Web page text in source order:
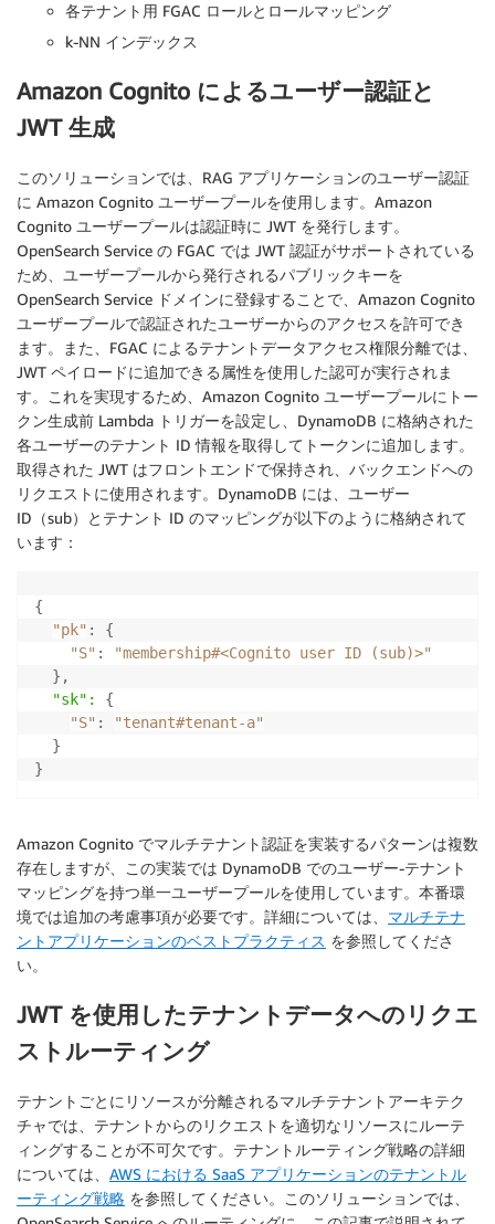
各テナント用 FGAC ロールとロールマッピング
k-NN インデックス
Amazon Cognito によるユーザー認証と
JWT 生成
このソリューションでは、RAG アプリケーションのユーザー認証
に Amazon Cognito ユーザープールを使用します。Amazon
Cognito ユーザープールは認証時に JWT を発行します。
OpenSearch Service の FGAC では JWT 認証がサポートされている
ため、ユーザープールから発行されるパブリックキーを
OpenSearch Service ドメインに登録することで、Amazon Cognito
ユーザープールで認証されたユーザーからのアクセスを許可でき
ます。また、FGAC によるテナントデータアクセス権限分離では、
JWT ペイロードに追加できる属性を使用した認可が実行されま
す。これを実現するため、Amazon Cognito ユーザープールにトー
クン生成前 Lambda トリガーを設定し、DynamoDB に格納された
各ユーザーのテナント ID 情報を取得してトークンに追加します。
取得された JWT はフロントエンドで保持され、バックエンドへの
リクエストに使用されます。DynamoDB には、ユーザー
ID（sub）とテナント ID のマッピングが以下のように格納されて
います：
{
"pk" :
{
"S" :
"membership#<Cognito user ID (sub)>"
} ,
  "sk":
{
"S" :
"tenant#tenant-a"
}
}
Amazon Cognito でマルチテナント認証を実装するパターンは複数
存在しますが、この実装では DynamoDB でのユーザー-テナント
マッピングを持つ単一ユーザープールを使用しています。本番環
境では追加の考慮事項が必要です。詳細については、 マルチテナ
ントアプリケーションのベストプラクティス を参照してくださ
い。
JWT を使用したテナントデータへのリクエ
ストルーティング
テナントごとにリソースが分離されるマルチテナントアーキテク
チャでは、テナントからのリクエストを適切なリソースにルーテ
ィングすることが不可欠です。テナントルーティング戦略の詳細
については、 AWS における SaaS アプリケーションのテナントル
ーティング戦略 を参照してください。このソリューションでは、